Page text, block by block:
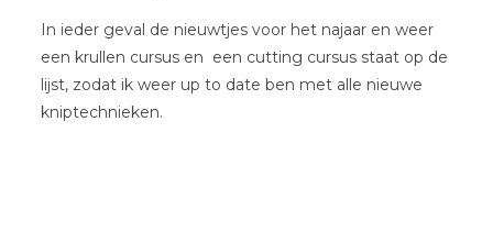
In ieder geval de nieuwtjes voor het najaar en weer
een krullen cursus en een cutting cursus staat op de
lijst, zodat ik weer up to date ben met alle nieuwe
kniptechnieken.